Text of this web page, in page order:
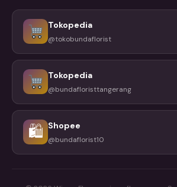
Tokopedia
@tokobundaflorist
Tokopedia
@bundafloristtangerang
🛍 Shopee
@bundaflorist10